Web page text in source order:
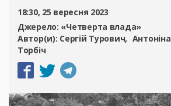
18:30, 25 вересня 2023
Джерело: «Четверта влада»
Автор(и): Сергій Турович
Антоніна
Торбіч